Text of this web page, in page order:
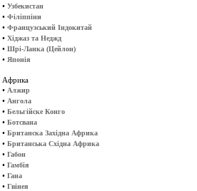
• Узбекистан
• Філіппіни
• Французський Індокитай
• Хіджаз та Неджд
• Шрі-Ланка (Цейлон)
• Японія
Африка
• Алжир
• Ангола
• Бельгійске Конго
• Ботсвана
• Британска Західна Африка
• Британська Східна Африка
• Габон
• Гамбія
• Гана
• Гвінея